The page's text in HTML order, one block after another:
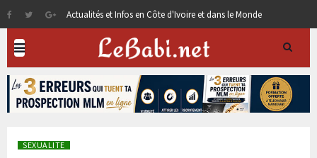
Actualités et Infos en Côte d'Ivoire et dans le Monde
SEXUALITE